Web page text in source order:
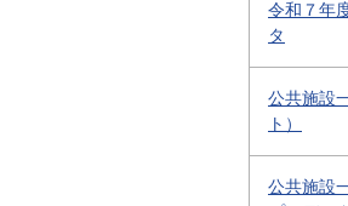
令和７年
タ
公共施設
ト）
公共施設